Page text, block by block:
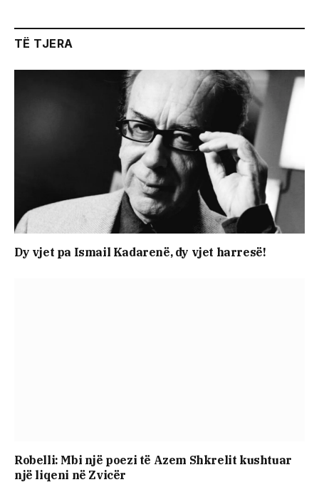
TË TJERA
Dy vjet pa Ismail Kadarenë, dy vjet harresë!
Robelli: Mbi një poezi të Azem Shkrelit kushtuar
një liqeni në Zvicër